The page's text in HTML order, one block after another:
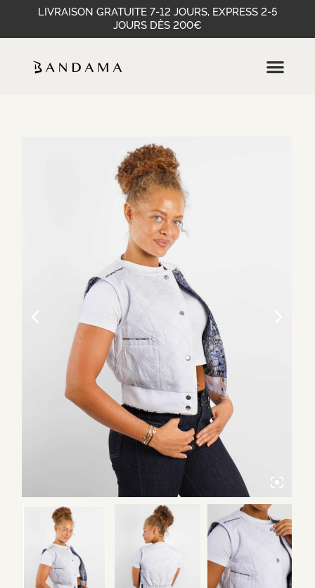
LIVRAISON GRATUITE 7-12 JOURS, EXPRESS 2-5
JOURS DÈS 200€